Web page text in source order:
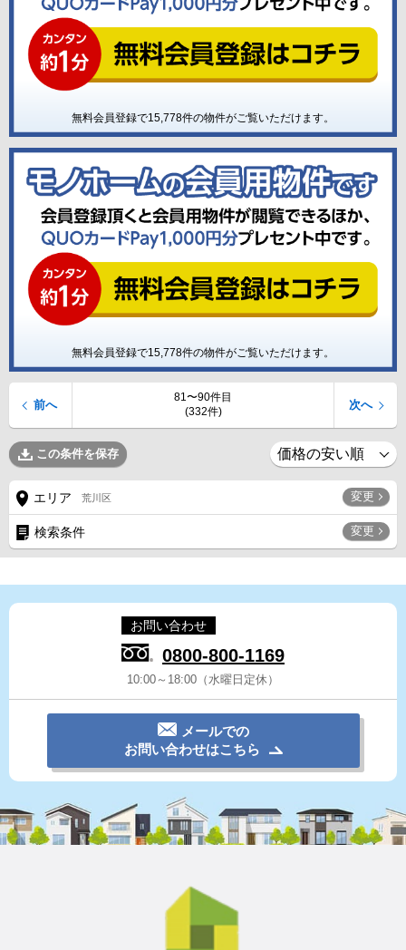
無料会員登録で15,778件の物件がご覧いただけます。
無料会員登録で15,778件の物件がご覧いただけます。
81〜90件目
(332件)
前へ 次へ
この条件を保存
エリア 荒川区 変更
検索条件 変更
お問い合わせ
0800-800-1169
10:00～18:00（水曜日定休）
メールでの
お問い合わせはこちら